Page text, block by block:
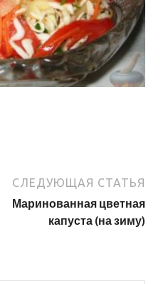
СЛЕДУЮЩАЯ СТАТЬЯ
Маринованная цветная
капуста (на зиму)